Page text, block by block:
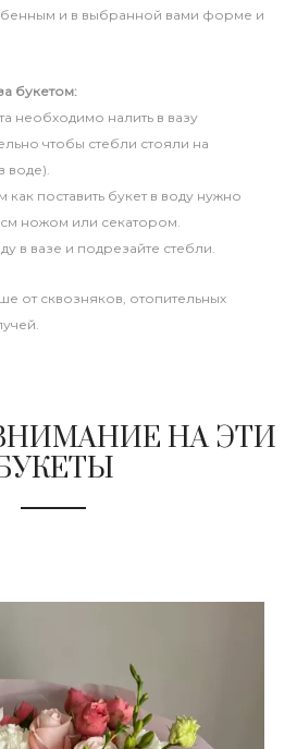
и в выбранной вами форме и
букетом:
необходимо налить в вазу
чтобы стебли стояли на
воде).
поставить букет в воду нужно
см ножом или секатором.
в вазе и подрезайте стебли.
от сквозняков, отопительных
НА ЭТИ